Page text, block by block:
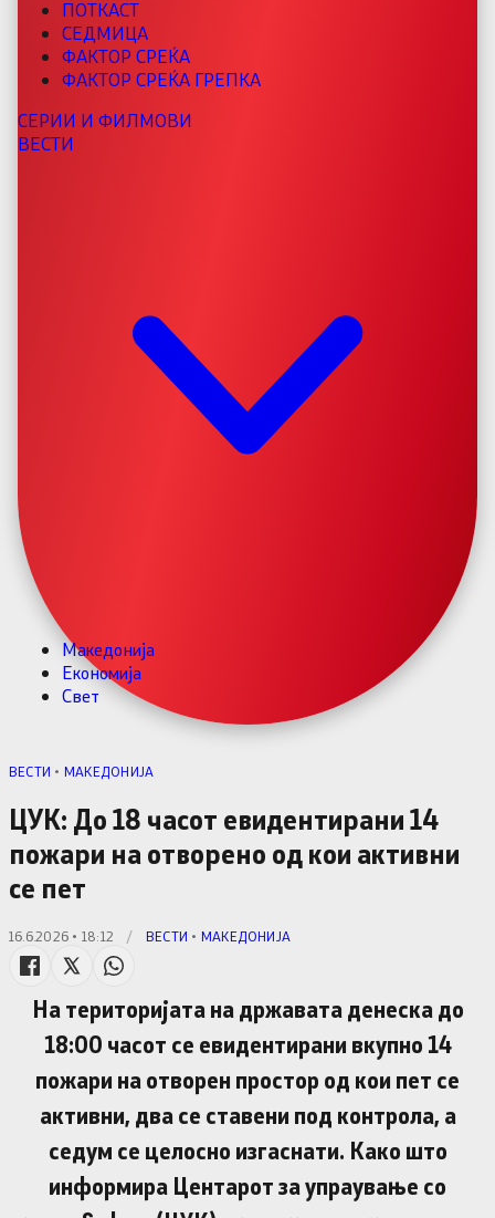
ПОТКАСТ
СЕДМИЦА
ФАКТОР СРЕЌА
ФАКТОР СРЕЌА ГРЕПКА
СЕРИИ И ФИЛМОВИ
ВЕСТИ
Македонија
Економија
Свет
ВЕСТИ • МАКЕДОНИЈА
ЦУК: До 18 часот евидентирани 14
пожари на отворено од кои активни
се пет
16.6.2026 • 18:12 / ВЕСТИ • МАКЕДОНИЈА
На територијата на државата денеска до
18:00 часот се евидентирани вкупно 14
пожари на отворен простор од кои пет се
активни, два се ставени под контрола, а
седум се целосно изгаснати. Како што
информира Центарот за упраување со